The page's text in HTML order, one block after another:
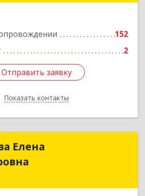
152
2
Отправить заявку
Показать контакты
Подробнее
Отправить заявку
Назад
ЕленаИП Хаирова Елена